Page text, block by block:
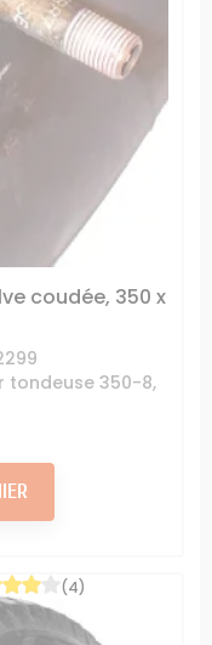
coudée, 350 x
tondeuse 350-8,
(4)